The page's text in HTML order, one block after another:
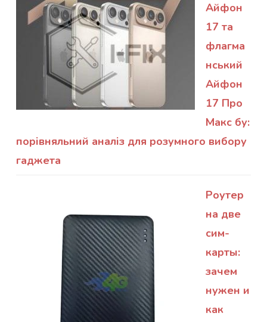
Айфон
17 та
флагма
нський
Айфон
17 Про
Макс бу:
порівняльний аналіз для розумного вибору
гаджета
Роутер
на две
сим-
карты:
зачем
нужен и
как